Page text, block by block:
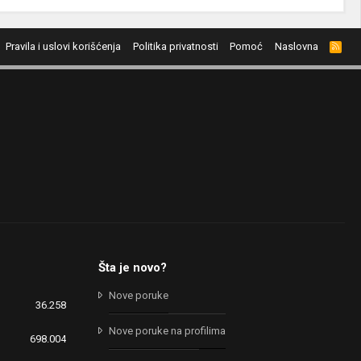
Pravila i uslovi korišćenja Politika privatnosti Pomoć Naslovna
R
S
S
36.258
698.004
Šta je novo?
Nove poruke
Nove poruke na profilima